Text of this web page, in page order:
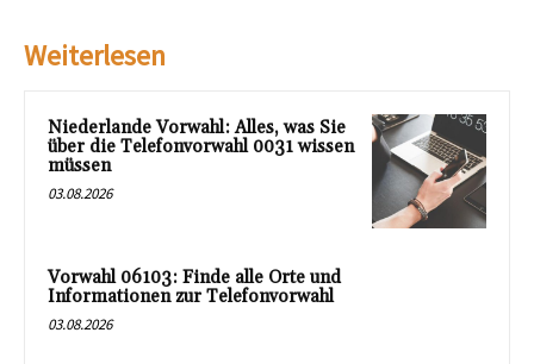
Weiterlesen
Niederlande Vorwahl: Alles, was Sie
über die Telefonvorwahl 0031 wissen
müssen
03.08.2026
Vorwahl 06103: Finde alle Orte und
Informationen zur Telefonvorwahl
03.08.2026